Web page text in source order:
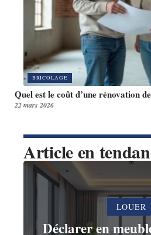
BRICOLAGE
Quel est le coût d’une rénovation
22 mars 2026
Article en
LOUER
Déclarer en